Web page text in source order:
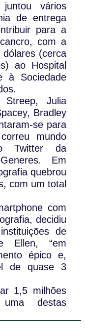
vários
de entrega
para a
com a
(cerca
ao Hospital
à Sociedade
Streep, Julia
Bradley
se para
mundo
Twitter da
Em
quebrou
com um total
com
decidiu
de
Ellen, “em
épico e,
de quase 3
1,5 milhões
destas